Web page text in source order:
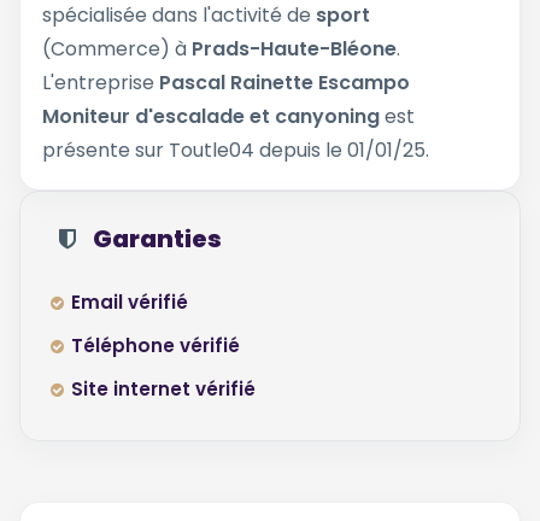
spécialisée dans l'activité de sport
(Commerce) à Prads-Haute-Bléone.
L'entreprise Pascal Rainette Escampo
Moniteur d'escalade et canyoningest
présente sur Toutle04 depuis le 01/01/25.
Garanties
Email vérifié
Téléphone vérifié
Site internet vérifié